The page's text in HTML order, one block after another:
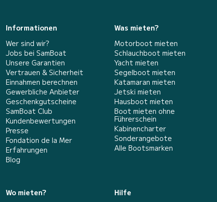
Informationen
Wer sind wir?
Jobs bei SamBoat
Unsere Garantien
Vertrauen & Sicherheit
Einnahmen berechnen
Gewerbliche Anbieter
Geschenkgutscheine
SamBoat Club
Kundenbewertungen
Presse
Fondation de la Mer
Erfahrungen
Blog
Was mieten?
Motorboot mieten
Schlauchboot mieten
Yacht mieten
Segelboot mieten
Katamaran mieten
Jetski mieten
Hausboot mieten
Boot mieten ohne
Führerschein
Kabinencharter
Sonderangebote
Alle Bootsmarken
Wo mieten?
Hilfe